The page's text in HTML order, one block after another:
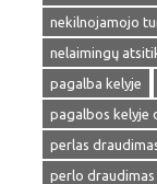
nekilnojamojo
nelaimingų
pagalba kelyje
pagalbos kelyje
perlas
perlo